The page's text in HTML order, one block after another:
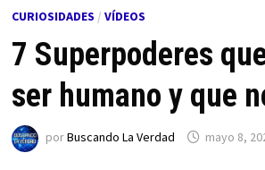
CURIOSIDADES / VÍDEOS
7 Superpoderes
ser humano y que
porBuscando La Verdad mayo 8,